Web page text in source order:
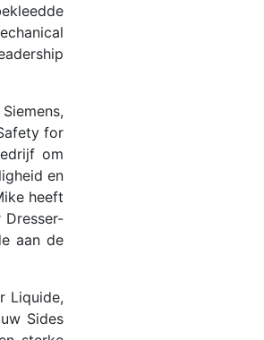
for
om
en
heeft
aan de
Liquide,
Sides